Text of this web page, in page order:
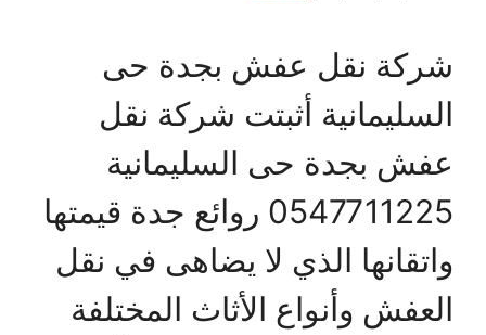
شركة نقل عفش بجدة حى
السليمانية أثبتت شركة نقل
عفش بجدة حى السليمانية
0547711225 روائع جدة قيمتها
واتقانها الذي لا يضاهى في نقل
العفش وأنواع الأثاث المختلفة